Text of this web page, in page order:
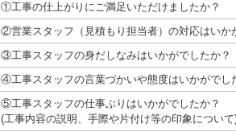
①工事の仕上がりにご満足いただけましたか？
②営業スタッフ（見積もり担当者）の対応はいか
③工事スタッフの身だしなみはいかがでしたか？
④工事スタッフの言葉づかいや態度はいかがでし
⑤工事スタッフの仕事ぶりはいかがでしたか？
(工事内容の説明、手際や片付け等の印象について